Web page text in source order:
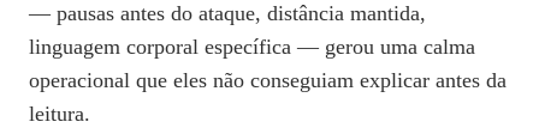
— pausas antes do ataque, distância mantida,
linguagem corporal específica — gerou uma calma
operacional que eles não conseguiam explicar antes da
leitura.